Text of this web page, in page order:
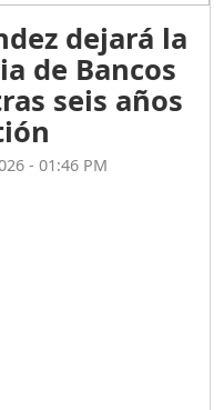
dejará la
de Bancos
seis años
- 01:46 PM